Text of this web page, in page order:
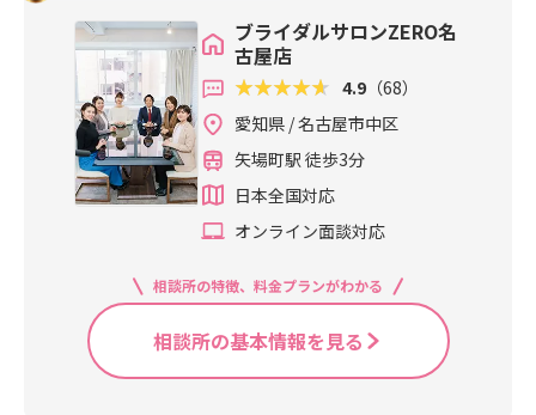
ブライダルサロンZERO名
古屋店
4.9 （68）
愛知県 / 名古屋市中区
矢場町駅 徒歩3分
日本全国対応
オンライン面談対応
相談所の特徴、料金プランがわかる
相談所の基本情報を見る